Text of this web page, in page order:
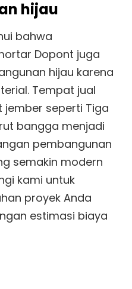
hijau
bahwa
Dopont juga
hijau karena
Tempat jual
seperti Tiga
bangga menjadi
pembangunan
semakin modern
kami untuk
proyek Anda
estimasi biaya